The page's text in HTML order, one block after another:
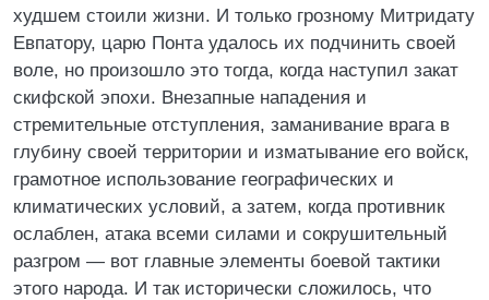
худшем стоили жизни. И только грозному Митридату
Евпатору, царю Понта удалось их подчинить своей
воле, но произошло это тогда, когда наступил закат
скифской эпохи. Внезапные нападения и
стремительные отступления, заманивание врага в
глубину своей территории и изматывание его войск,
грамотное использование географических и
климатических условий, а затем, когда противник
ослаблен, атака всеми силами и сокрушительный
разгром — вот главные элементы боевой тактики
этого народа. И так исторически сложилось, что